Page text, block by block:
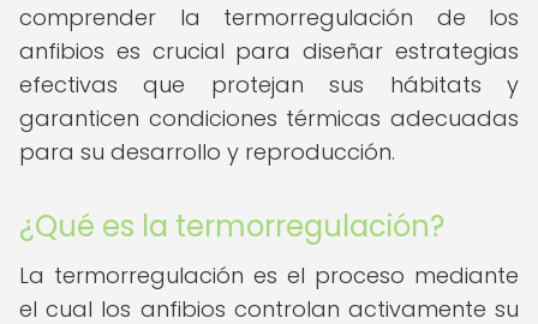
comprender la termorregulación de los
anfibios es crucial para diseñar estrategias
efectivas que protejan sus hábitats y
garanticen condiciones térmicas adecuadas
para su desarrollo y reproducción.
¿Qué es la termorregulación?
La termorregulación es el proceso mediante
el cual los anfibios controlan activamente su